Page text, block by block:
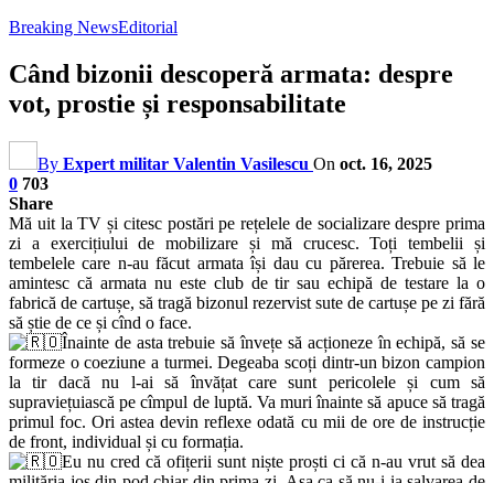
Breaking NewsEditorial
Când bizonii descoperă armata: despre
vot, prostie și responsabilitate
By Expert militar Valentin Vasilescu On oct. 16, 2025
0 703
Share
Mă uit la TV și citesc postări pe rețelele de socializare despre prima
zi a exercițiului de mobilizare și mă crucesc. Toți tembelii și
tembelele care n-au făcut armata își dau cu părerea. Trebuie să le
amintesc că armata nu este club de tir sau echipă de testare la o
fabrică de cartușe, să tragă bizonul rezervist sute de cartușe pe zi fără
să știe de ce și cînd o face.
Înainte de asta trebuie să învețe să acționeze în echipă, să se
formeze o coeziune a turmei. Degeaba scoți dintr-un bizon campion
la tir dacă nu l-ai să învățat care sunt pericolele și cum să
supraviețuiască pe cîmpul de luptă. Va muri înainte să apuce să tragă
primul foc. Ori astea devin reflexe odată cu mii de ore de instrucție
de front, individual și cu formația.
Eu nu cred că ofițerii sunt niște proști ci că n-au vrut să dea